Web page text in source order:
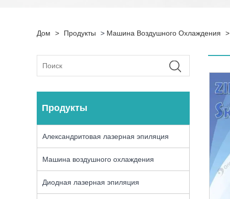
Дом > Продукты > Машина Воздушного Охлаждения >
Продукты
Александритовая лазерная эпиляция
Машина воздушного охлаждения
Диодная лазерная эпиляция